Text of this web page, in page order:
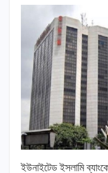
ইউনাইটেড ইসলামি